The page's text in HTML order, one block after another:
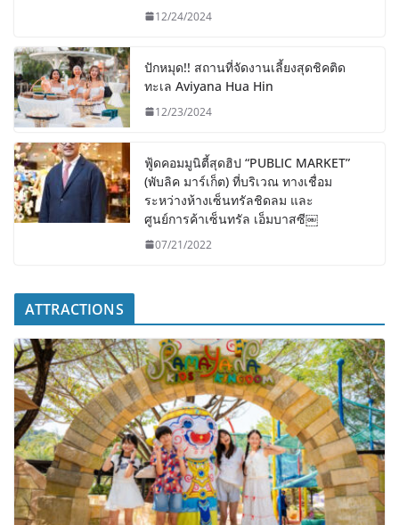
12/24/2024
ปักหมุด!! สถานที่จัดงานเลี้ยงสุดชิคติด
ทะเล Aviyana Hua Hin
12/23/2024
ฟู้ดคอมมูนิตี้สุดฮิป “PUBLIC MARKET”
(พับลิค มาร์เก็ต) ที่บริเวณ ทางเชื่อม
ระหว่างห้างเซ็นทรัลชิดลม และ
ศูนย์การค้าเซ็นทรัล เอ็มบาสซี￼
07/21/2022
ATTRACTIONS